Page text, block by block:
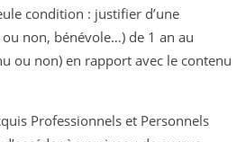
condition : justifier d’une
non, bénévole…) de 1 an au
ou non) en rapport avec le contenu
Professionnels et Personnels